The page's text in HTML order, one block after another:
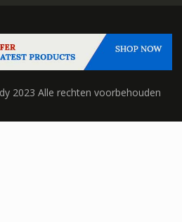
2023 Alle rechten voorbehouden